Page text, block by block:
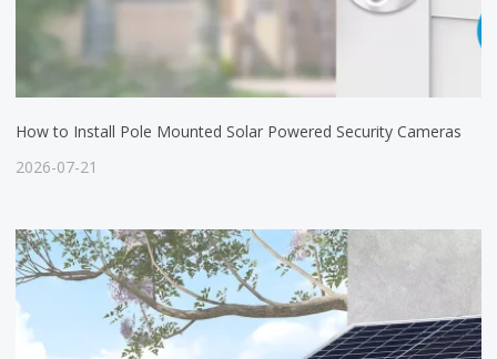
How to Install Pole Mounted Solar Powered Security Cameras
2026-07-21